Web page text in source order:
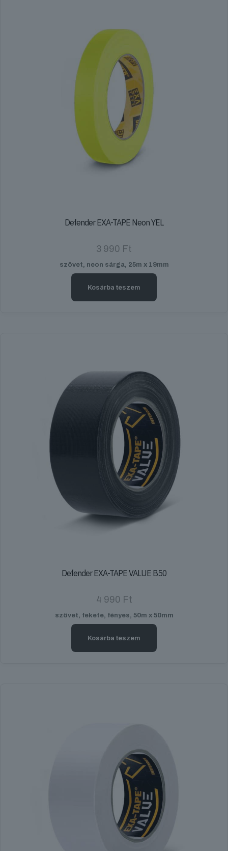
Defender EXA-TAPE Neon YEL
3 990 Ft
szövet, neon sárga, 25m x 19mm
Kosárba teszem
Defender EXA-TAPE VALUE B50
4 990 Ft
szövet, fekete, fényes, 50m x 50mm
Kosárba teszem